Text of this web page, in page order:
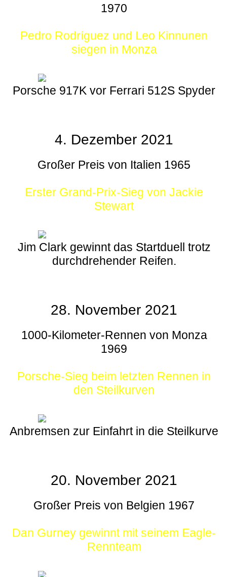
1970
Pedro Rodríguez und Leo Kinnunen
siegen in Monza
Porsche 917K vor Ferrari 512S Spyder
4. Dezember 2021
Großer Preis von Italien 1965
Erster Grand-Prix-Sieg von Jackie
Stewart
Jim Clark gewinnt das Startduell trotz
durchdrehender Reifen.
28. November 2021
1000-Kilometer-Rennen von Monza
1969
Porsche-Sieg beim letzten Rennen in
den Steilkurven
Anbremsen zur Einfahrt in die Steilkurve
20. November 2021
Großer Preis von Belgien 1967
Dan Gurney gewinnt mit seinem Eagle-
Rennteam